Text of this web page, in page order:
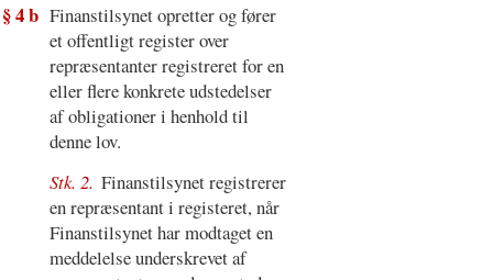
§ 4 b Finanstilsynet opretter og fører
et offentligt register over
repræsentanter registreret for en
eller flere konkrete udstedelser
af obligationer i henhold til
denne lov.
Stk. 2. Finanstilsynet registrerer
en repræsentant i registeret, når
Finanstilsynet har modtaget en
meddelelse underskrevet af